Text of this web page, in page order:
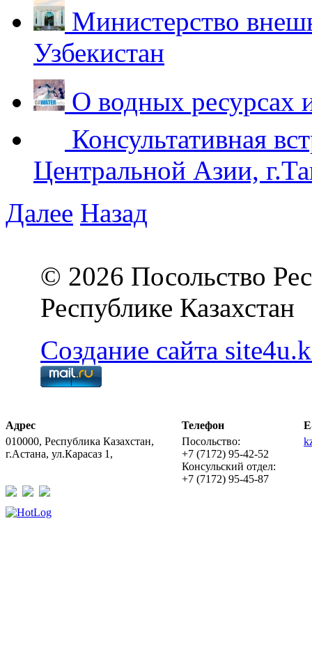
Министерство
Узбекистан
О водных ресурсах
Консультативная
Центральной Азии,
Далее Назад
© 2026 Посольство
Республике Казахстан
Создание сайта
Адрес
010000, Республика Казахстан,
г.Астана, ул.Карасаз 1,
Телефон
Посольство:
+7 (7172) 95-42-52
Консульский отдел:
+7 (7172) 95-45-87